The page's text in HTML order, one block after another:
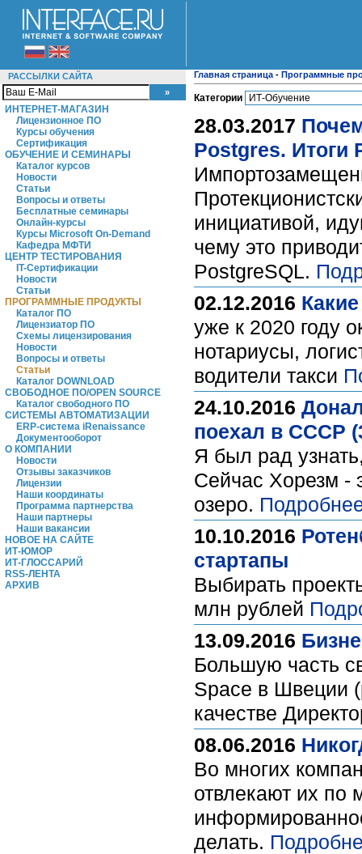
РАССЫЛКИ САЙТА
ИНТЕРНЕТ-МАГАЗИН
Лицензионное ПО
Курсы обучения
Сертификация
ОБУЧЕНИЕ И СЕМИНАРЫ
Каталог курсов
Новости
Статьи
Вопросы и ответы
Бесплатные семинары
Онлайн-курсы
Курсы Microsoft On-Demand
Кафедра МФТИ
ЦЕНТР ТЕСТИРОВАНИЯ
IT-Сертификации
Новости
Статьи
ПРОГРАММНЫЕ ПРОДУКТЫ
Каталог ПО
Лицензиатор ПО
Схемы лицензирования
Новости
Вопросы и ответы
Статьи
Каталог DOWNLOAD
СВОБОДНОЕ ПО/OPEN SOURCE
Каталог свободного ПО
СИСТЕМЫ АВТОМАТИЗАЦИИ
ERP-система iRenaissance
Документооборот
О КОМПАНИИ
Новости
Отзывы заказчиков
Лицензии
Наши координаты
Программа партнерства
Наши партнеры
Наши вакансии
НОВОЕ НА САЙТЕ
ИТ-ЮМОР
ИТ-ГЛОССАРИЙ
RSS-ЛЕНТА
АРХИВ
Главная страница - Программные
Категории
28.03.2017
Postgres. Итоги
инициативой,
чему это
PostgreSQL.
02.12.2016
уже к 2020 году
нотариусы,
водители такси
24.10.2016
поехал в СССР
Я был рад
Сейчас Хорезм -
озеро.
10.10.2016
стартапы
Выбирать
млн рублей
13.09.2016
Большую часть
Space в Швеции
качестве
08.06.2016
Во многих
отвлекают их по
делать.